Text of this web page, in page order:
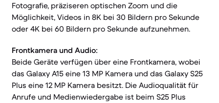
Fotografie, präziseren optischen Zoom und die
Möglichkeit, Videos in 8K bei 30 Bildern pro Sekunde
oder 4K bei 60 Bildern pro Sekunde aufzunehmen.
Frontkamera und Audio:
Beide Geräte verfügen über eine Frontkamera, wobei
das Galaxy A15 eine 13 MP Kamera und das Galaxy S25
Plus eine 12 MP Kamera besitzt. Die Audioqualität für
Anrufe und Medienwiedergabe ist beim S25 Plus